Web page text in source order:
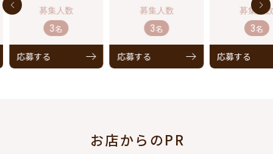
3名
応募する
3名
応募する
3名
応募する
お店からのPR